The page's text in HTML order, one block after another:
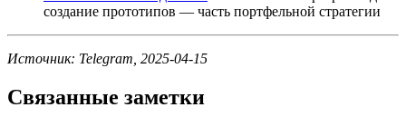
создание прототипов — часть портфельной стратегии
Источник: Telegram, 2025-04-15
Связанные заметки